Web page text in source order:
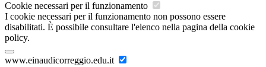
Cookie necessari per il funzionamento
I cookie necessari per il funzionamento non possono essere
disabilitati. È possibile consultare l'elenco nella pagina della cookie
policy.
www.einaudicorreggio.edu.it